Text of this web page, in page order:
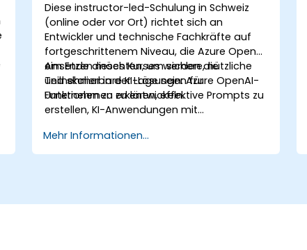
Diese instructor-led-Schulung in Schweiz
(online oder vor Ort) richtet sich an
Entwickler und technische Fachkräfte auf
fortgeschrittenem Niveau, die Azure OpenAI
einsetzen möchten, um sichere, nützliche
und skalierbare KI-Lösungen für
Unternehmen zu entwickeln.
Am Ende dieses Kurses werden die
Teilnehmer in der Lage sein: Azure OpenAI-
Funktionen zu erklären, effektive Prompts zu
erstellen, KI-Anwendungen mit
Sicherheits- sowie Responsible-AI-Praktiken
anzuwenden.
Mehr Informationen...